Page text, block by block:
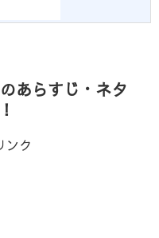
あらすじ・ネタ
ンク